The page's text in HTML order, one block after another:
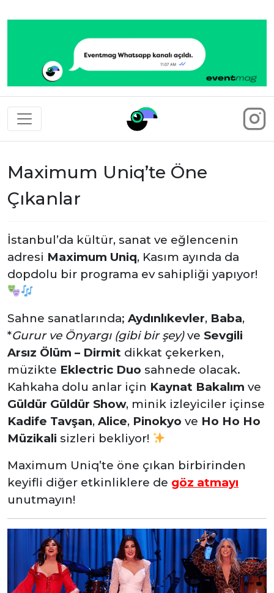
Eventmag
Maximum Uniq’te Öne
Çıkanlar
İstanbul’da kültür, sanat ve eğlencenin
adresi Maximum Uniq, Kasım ayında da
dopdolu bir programa ev sahipliği yapıyor!
Sahne sanatlarında; Aydınlıkevler, Baba,
*Gurur ve Önyargı (gibi bir şey)ve Sevgili
Arsız Ölüm – Dirmit dikkat çekerken,
müzikte Eklectric Duo sahnede olacak.
Kahkaha dolu anlar için Kaynat Bakalım ve
Güldür Güldür Show, minik izleyiciler içinse
Kadife Tavşan, Alice, Pinokyo ve Ho Ho Ho
Müzikali sizleri bekliyor!
Maximum Uniq’te öne çıkan birbirinden
keyifli diğer etkinliklere de göz atmayı
unutmayın!